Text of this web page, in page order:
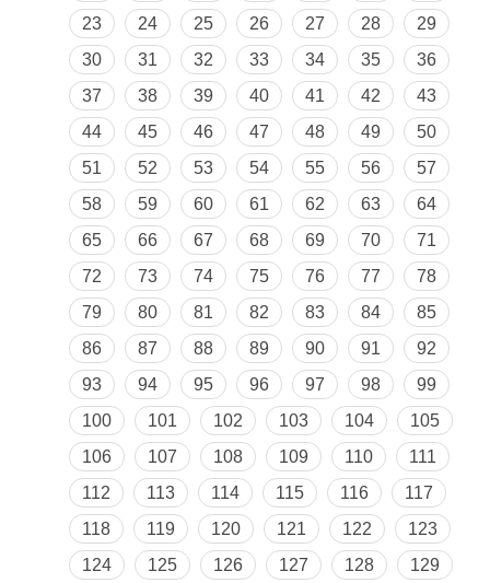
23
24 25 26 27 28
29
30
31 32 33 34 35
36
37
38 39 40 41 42
43
44
45 46 47 48 49
50
51
52 53 54 55 56
57
58
59 60 61 62 63
64
65
66 67 68 69 70
71
72
73 74 75 76 77
78
79
80 81 82 83 84
85
86
87 88 89 90 91
92
93
94 95 96 97 98
99
100
101 102 103 104
105
106
107 108 109 110
111
112
113 114 115 116
117
118
119 120 121 122
123
124
125 126 127 128
129